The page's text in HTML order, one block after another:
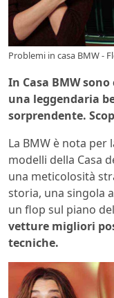
Problemi in casa BMW -
In Casa BMW
una leggendaria
sorprendente.
La BMW è nota per
modelli della Casa
una meticolosità
storia, una singola
un flop sul piano
vetture migliori
tecniche.